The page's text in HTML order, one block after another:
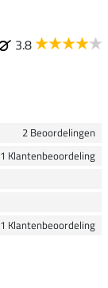
3.8
2 Beoordelingen
1 Klantenbeoordeling
1 Klantenbeoordeling